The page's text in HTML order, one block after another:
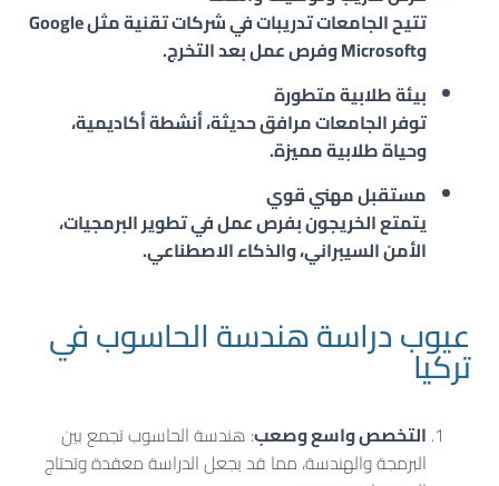
تتيح الجامعات تدريبات في شركات تقنية مثل Google
وMicrosoft وفرص عمل بعد التخرج.
بيئة طلابية متطورة
توفر الجامعات مرافق حديثة، أنشطة أكاديمية،
وحياة طلابية مميزة.
مستقبل مهني قوي
يتمتع الخريجون بفرص عمل في تطوير البرمجيات،
الأمن السيبراني، والذكاء الاصطناعي.
عيوب دراسة هندسة الحاسوب في
تركيا
التخصص واسع وصعب: هندسة الحاسوب تجمع بين
البرمجة والهندسة، مما قد يجعل الدراسة معقدة وتحتاج